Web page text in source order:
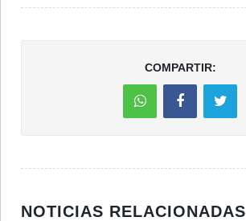
COMPARTIR:
NOTICIAS RELACIONADAS